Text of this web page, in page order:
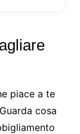
piace a te
cosa